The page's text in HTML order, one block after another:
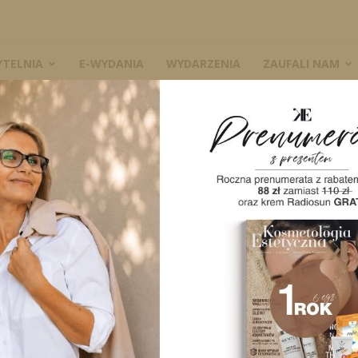
E-WYDANIA WYDARZENIA ZAUFALI NAM
i postępowanie dietetyczne
Istota zaburzenia i